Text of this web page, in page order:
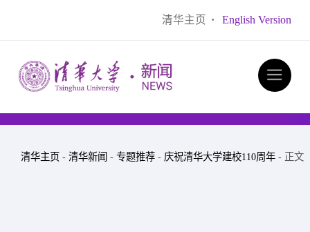
清华主页 · English Version
清华主页 - 清华新闻 - 专题推荐 - 庆祝清华大学建校110周年 - 正文